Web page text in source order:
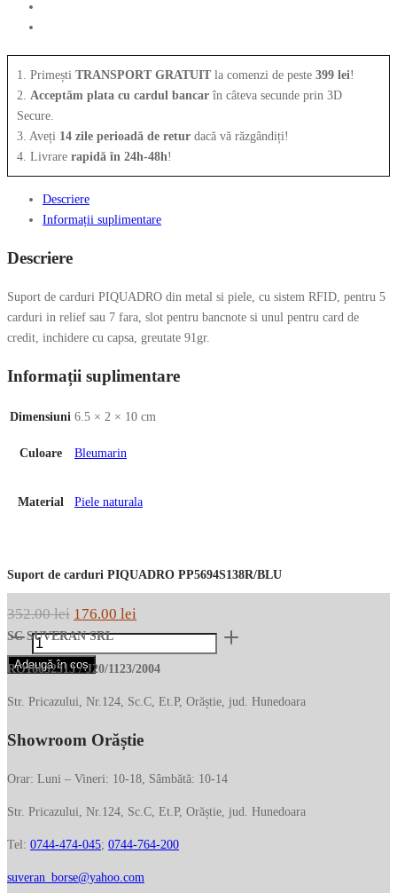
1. Primești TRANSPORT GRATUIT la comenzi de peste 399 lei!
2. Acceptăm plata cu cardul bancar în câteva secunde prin 3D
Secure.
3. Aveți 14 zile perioadă de retur dacă vă răzgândiți!
4. Livrare rapidă în 24h-48h!
Descriere
Informații suplimentare
Descriere
Suport de carduri PIQUADRO din metal si piele, cu sistem RFID, pentru 5
carduri in relief sau 7 fara, slot pentru bancnote si unul pentru card de
credit, inchidere cu capsa, greutate 91gr.
Informații suplimentare
Dimensiuni 6.5 × 2 × 10 cm
Culoare Bleumarin
Material Piele naturala
Suport de carduri PIQUADRO PP5694S138R/BLU
352.00lei Prețul
inițial
a
352.00 lei.
176.00 lei
curent
este:
Cantitate
Suport
de
carduri
PP5694S138R/BLU
Adaugă în coș
SC SUVERAN SRL
RO16632313 / J20/1123/2004
Str. Pricazului, Nr.124, Sc.C, Et.P, Orăștie, jud. Hunedoara
Showroom Orăștie
Orar: Luni – Vineri: 10-18, Sâmbătă: 10-14
Str. Pricazului, Nr.124, Sc.C, Et.P, Orăștie, jud. Hunedoara
Tel: 0744-474-045; 0744-764-200
suveran_borse@yahoo.com